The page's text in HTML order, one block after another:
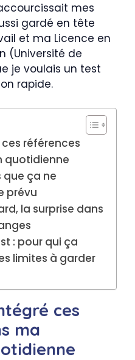
mes
gardé en tête
et ma Licence en
(Université de
je voulais un test
rapide.
références
quotidienne
que ça ne
prévu
la surprise dans
: pour qui ça
limites à garder
ces
ma